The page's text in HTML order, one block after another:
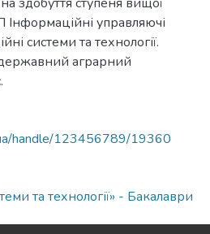
Інформаційні управляючі
системи та технології.
аграрний
handle/123456789/19360
та технології» - Бакалаври